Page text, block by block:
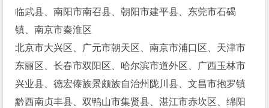
临武县、南阳市南召县、朝阳市建平县、东莞市石碣
镇、南京市秦淮区
北京市大兴区、广元市朝天区、南京市浦口区、天津市
东丽区、长春市双阳区、哈尔滨市道外区、广西玉林市
兴业县、德宏傣族景颇族自治州陇川县、文昌市抱罗镇
黔西南贞丰县、双鸭山市集贤县、湛江市赤坎区、绵阳